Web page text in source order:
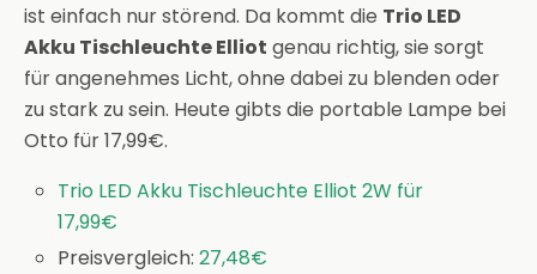
ist einfach nur störend. Da kommt die Trio LED
Akku Tischleuchte Elliot genau richtig, sie sorgt
für angenehmes Licht, ohne dabei zu blenden oder
zu stark zu sein. Heute gibts die portable Lampe bei
Otto für 17,99€.
Trio LED Akku Tischleuchte Elliot 2W für
17,99€
Preisvergleich:27,48€